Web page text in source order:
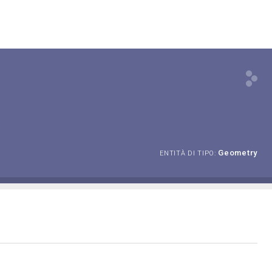
ENTITÀ DI TIPO: Geometry